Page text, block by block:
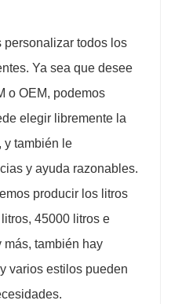
personalizar todos los
Ya sea que desee
o OEM, podemos
elegir libremente la
y también le
y ayuda razonables.
producir los litros
45000 litros e
más, también hay
varios estilos pueden